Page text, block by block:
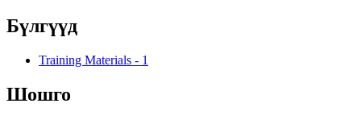
Бүлгүүд
Training Materials - 1
Шошго